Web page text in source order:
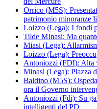
Orrico (M5S):
patrimonio minoranze
Loizzo (Lega): I fondi
Tilde MInasi: Ma
Miasi (Lega):
Loizzo (Lega):
Antoniozzi (FDI): Alta
Minasi (Lega): Piazza
Baldino (M5S):
ora il Governo
Antoniozzi (Fdi): Su
intelligenti del PD